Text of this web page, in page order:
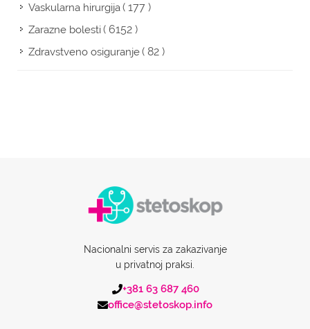
Vaskularna hirurgija( 177 )
Zarazne bolesti( 6152 )
Zdravstveno osiguranje( 82 )
Nacionalni servis za zakazivanje
u privatnoj praksi.
+381 63 687 460
office@stetoskop.info